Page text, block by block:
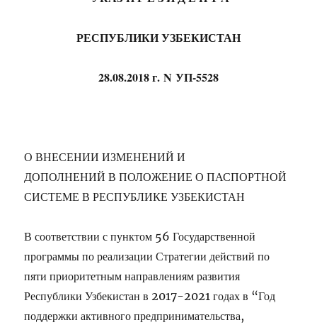
РЕСПУБЛИКИ УЗБЕКИСТАН
28.08.2018 г. N УП-5528
О ВНЕСЕНИИИЗМЕНЕНИЙ И
ДОПОЛНЕНИЙВПОЛОЖЕНИЕ О ПАСПОРТНОЙ
СИСТЕМЕВ РЕСПУБЛИКЕ УЗБЕКИСТАН
В соответствии спунктом 56 Государственной
программы по реализацииСтратегии действий по
пяти приоритетным направлениям развития
Республики Узбекистан в 2017-2021 годах в “Год
поддержки активного предпринимательства,